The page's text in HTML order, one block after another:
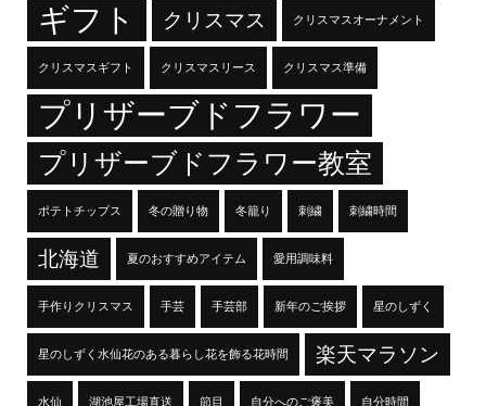
ギフト クリスマス クリスマスオーナメント
クリスマスギフト クリスマスリース クリスマス準備
プリザーブドフラワー
プリザーブドフラワー教室
ポテトチップス 冬の贈り物 冬籠り 刺繍 刺繍時間
北海道 夏のおすすめアイテム 愛用調味料
手作りクリスマス 手芸 手芸部 新年のご挨拶 星のしずく
星のしずく水仙花のある暮らし花を飾る花時間 楽天マラソン
水仙 湖池屋工場直送 節目 自分へのご褒美 自分時間